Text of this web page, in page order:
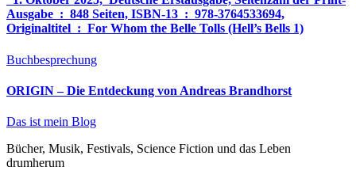
Ausgabe ‏ : ‎ 848 Seiten, ISBN-13 ‏ : ‎ 978-3764533694,
Originaltitel ‏ : ‎ For Whom the Belle Tolls (Hell’s Bells 1)
Buchbesprechung
ORIGIN – Die Entdeckung von Andreas Brandhorst
Das ist mein Blog
Bücher, Musik, Festivals, Science Fiction und das Leben
drumherum